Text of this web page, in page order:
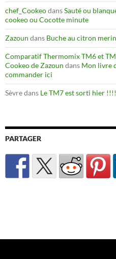
chef_CookeodansSauté ou
cookeo ou Cocotte minute
Zazoun dans Buche au citron
Comparatif Thermomix TM6 et
Cookeo de Zazoun dans Mon livre
commander ici
Sèvredans Le TM7 est sorti hier
PARTAGER